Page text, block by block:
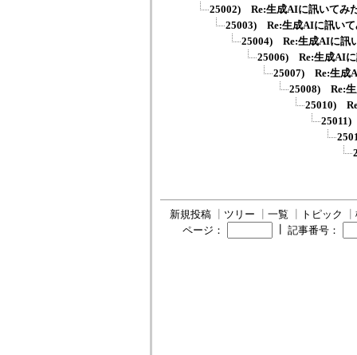
25002) Re:生成AIに訊いてみ
25003) Re:生成AIに訊いて
25004) Re:生成AIに訊
25006) Re:生成AIに
25007) Re:生成
25008) Re:生
25010)
新規投稿 ツリー 一覧 トピック
ページ：
記事番号：